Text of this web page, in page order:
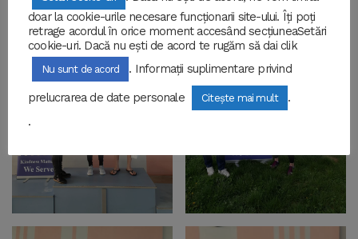
doar la cookie-urile necesare funcționarii site-ului. Îți poți
retrage acordul în orice moment accesând secțiuneaSetări
cookie-uri. Dacă nu ești de acord te rugăm să dai clik
Nu sunt de acord
. Informații suplimentare privind
prelucrarea de date personale
Citește mai mult
.
.